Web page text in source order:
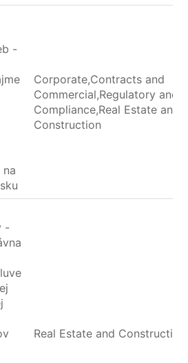
-
Corporate,Contracts and
Commercial,Regulatory and
Compliance,Real Estate and
Construction
-
Real Estate and Construction